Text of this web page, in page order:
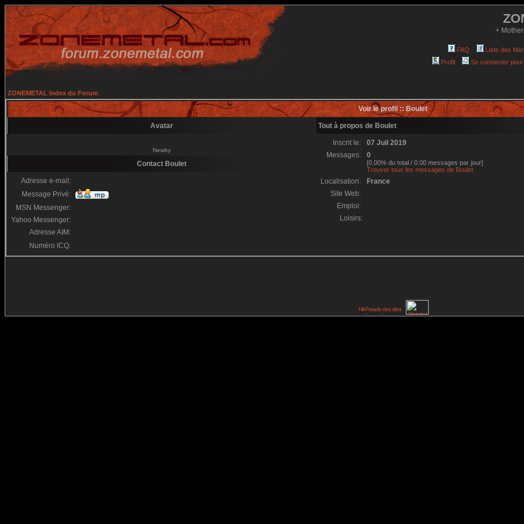
+
FAQ Liste des
Profil
Se connecter
ZONEMETAL Index du Forum
Voir le profil :: Boulet
Avatar Tout à propos de Boulet
Newby
Inscrit le:
07 Juil 2019
Messages:
0
[0.00% du total / 0.00 messages par jour]
Trouver tous les messages de Boulet
Localisation:
France
Site Web:
Emploi:
Loisirs:
Contact Boulet
Adresse e-mail:
Message Privé:
MSN Messenger:
Yahoo Messenger:
Adresse AIM:
Numéro ICQ: